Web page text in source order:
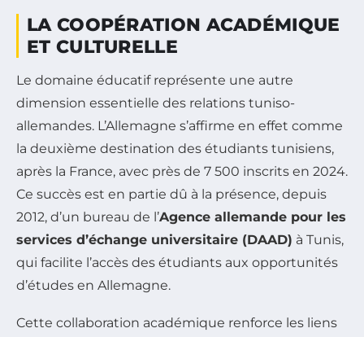
LA COOPÉRATION ACADÉMIQUE
ET CULTURELLE
Le domaine éducatif représente une autre
dimension essentielle des relations tuniso-
allemandes. L’Allemagne s’affirme en effet comme
la deuxième destination des étudiants tunisiens,
après la France, avec près de 7 500 inscrits en 2024.
Ce succès est en partie dû à la présence, depuis
2012, d’un bureau de l’Agence allemande pour les
services d’échange universitaire (DAAD) à Tunis,
qui facilite l’accès des étudiants aux opportunités
d’études en Allemagne.
Cette collaboration académique renforce les liens